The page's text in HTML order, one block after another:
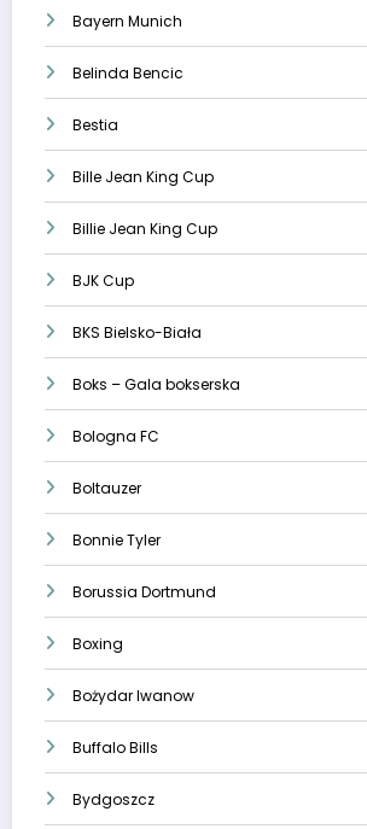
Bayern Munich
Belinda Bencic
Bestia
Bille Jean King Cup
Billie Jean King Cup
BJK Cup
BKS Bielsko-Biała
Boks – Gala bokserska
Bologna FC
Boltauzer
Bonnie Tyler
Borussia Dortmund
Boxing
Bożydar Iwanow
Buffalo Bills
Bydgoszcz